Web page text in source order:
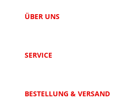
ÜBER UNS
SERVICE
BESTELLUNG & VERSAND